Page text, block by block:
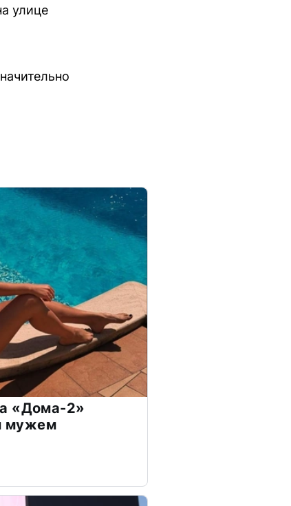
улице
«Дома-2»
мужем